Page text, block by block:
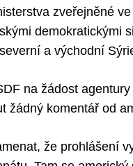
zveřejněné
demokratickými
a východní
na žádost
žádný komentář od
že prohlášení